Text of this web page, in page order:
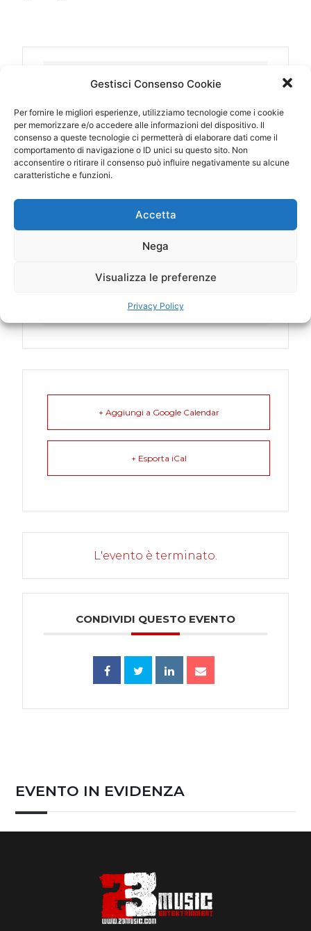
Gestisci Consenso Cookie
Per fornire le migliori esperienze, utilizziamo tecnologie come i cookie
per memorizzare e/o accedere alle informazioni del dispositivo. Il
consenso a queste tecnologie ci permetterà di elaborare dati come il
comportamento di navigazione o ID unici su questo sito. Non
acconsentire o ritirare il consenso può influire negativamente su alcune
caratteristiche e funzioni.
Accetta
Nega
Visualizza le preferenze
Privacy Policy
DATA
Scaduto!
ORA
21:00 - 23:00
Milano
BARCLAYS TEATRO NAZIONALE
CATEGORIA
+ Aggiungi a Google Calendar
+ Esporta iCal
L'evento è terminato.
CONDIVIDI QUESTO EVENTO
EVENTO IN EVIDENZA